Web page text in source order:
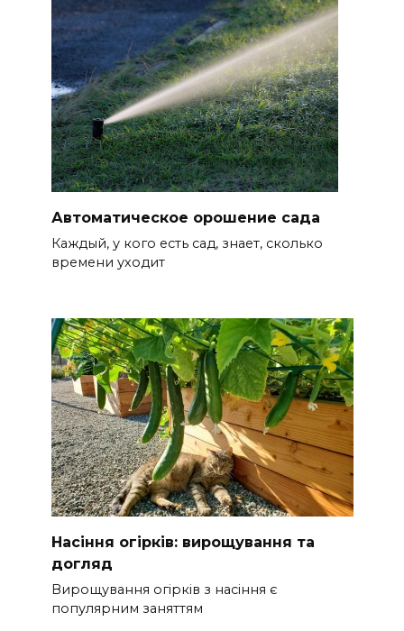
Автоматическое орошение сада
Каждый, у кого есть сад, знает, сколько
времени уходит
Насіння огірків: вирощування та
догляд
Вирощування огірків з насіння є
популярним заняттям